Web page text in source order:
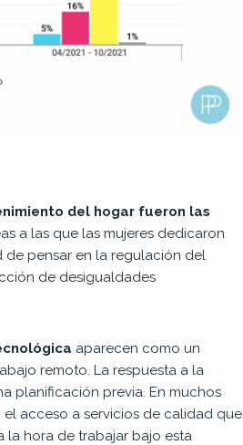
del hogar fueron las
a las que las mujeres dedicaron
de pensar en la regulación del
de desigualdades
aparecen como un
remoto. La respuesta a la
planificación previa. En muchos
acceso a servicios de calidad que
hora de trabajar bajo esta